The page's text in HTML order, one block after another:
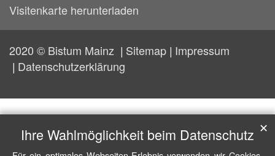
Visitenkarte herunterladen
2020 © Bistum Mainz Sitemap Impressum
Datenschutzerklärung
Ihre Wahlmöglichkeit beim Datenschutz ✕